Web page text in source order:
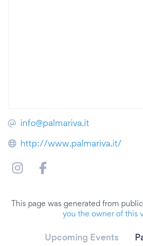
info@palmariva.it
http://www.palmariva.it/
This page was generated from
you the owner of this
Upcoming Events